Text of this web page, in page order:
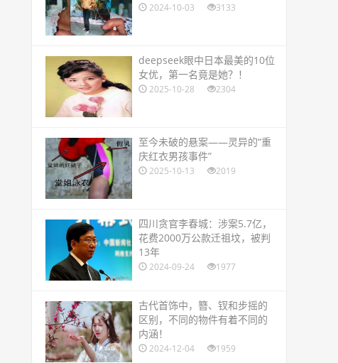
2024-10-03 3133
​deepseek眼中日本最美的10位
女优，第一名竟是她？！
2025-10-28 2304
​至今未破的悬案——灵异的“重
庆红衣男孩事件”
2025-10-13 2019
​四川贪官李春城：涉案5.7亿，
花费2000万公款迁祖坟，被判
13年
2024-09-24 1977
​古代首饰中，簪、钗和步摇的
区别，不同的物件有着不同的
内涵！
2024-12-04 1959